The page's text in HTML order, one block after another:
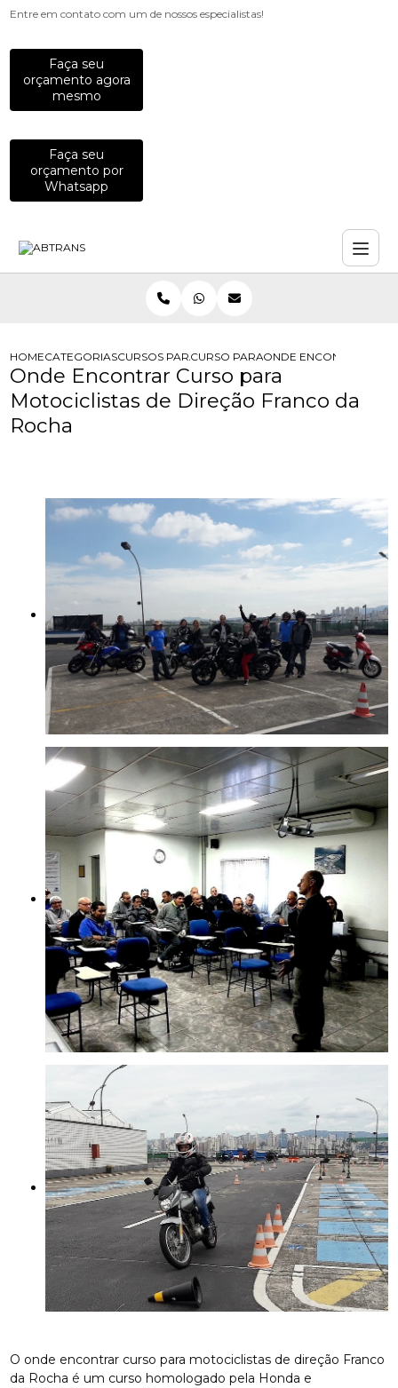
Entre em contato com um de nossos especialistas!
Faça seu
orçamento agora
mesmo
Faça seu
orçamento por
Whatsapp
HOMECATEGORIASCURSOS PARA MOTOCICLISTAS
CURSO PARA MOTOCICLISTAS DE
ONDE ENCONTRAR
Onde Encontrar Curso para
Motociclistas de Direção Franco da
Rocha
O onde encontrar curso para motociclistas de direção Franco
da Rocha é um curso homologado pela Honda e